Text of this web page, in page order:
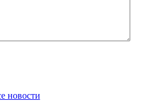
новости